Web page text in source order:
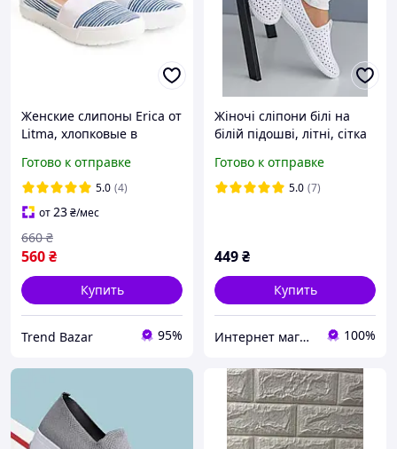
Женские слипоны Erica от
Litma, хлопковые в
Готово к отправке
5.0 (4)
от23₴/мес
560₴
660 ₴
Купить
Trend Bazar 95%
Жіночі сліпони білі на
білій підошві, літні, сітка
перфорація,Гіпаніс
Готово к отправке
5.0 (7)
449₴
Купить
Интернет магазин Феникс 24 100%